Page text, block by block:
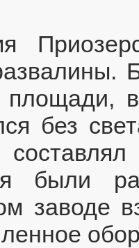
без
были
заводе